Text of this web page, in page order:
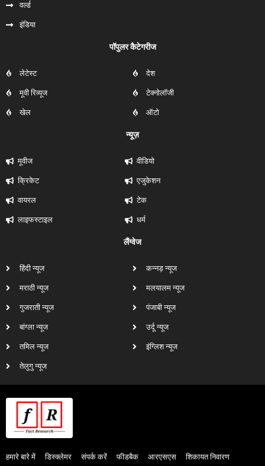
वर्ल्ड
इंडिया
पॉपुलर कैटेगरीज
लेटेस्ट
मूवी रिव्यूज
खेल
देश
टेक्नोलॉजी
ऑटो
न्यूज़
मूवीज
क्रिकेट
वायरल
लाइफस्टाइल
वीडियो
एजुकेशन
टेक
धर्म
लैंग्वेज
हिंदी न्यूज
मराठी न्यूज
गुजराती न्यूज
बांग्ला न्यूज
तमिल न्यूज
तेलुगु न्यूज
कन्नड़ न्यूज
मलयालम न्यूज
पंजाबी न्यूज
उर्दू न्यूज
इंग्लिश न्यूज
हमारे बारे में डिस्क्लेमर संपर्क करें फीडबैक आरएसएस शिकायत निवारण